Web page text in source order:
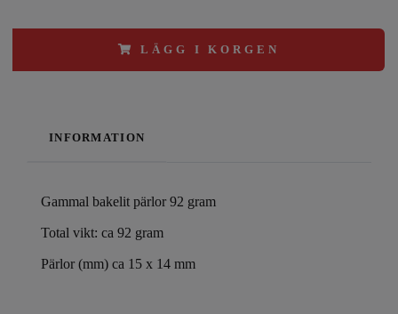
LÄGG I KORGEN
INFORMATION
Gammal bakelit pärlor 92 gram
Total vikt: ca 92 gram
Pärlor (mm) ca 15 x 14 mm